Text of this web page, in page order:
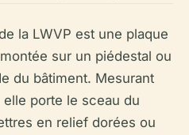
la LWVP est une plaque
sur un piédestal ou
du bâtiment. Mesurant
porte le sceau du
en relief dorées ou